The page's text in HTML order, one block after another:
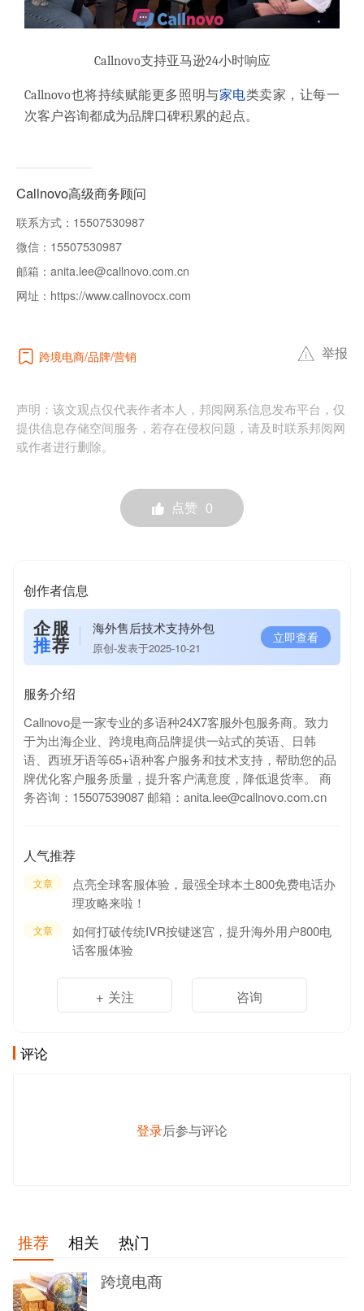
Callnovo支持亚马逊24小时响应
Callnovo也将持续赋能更多照明与家电类卖家，让每一
次客户咨询都成为品牌口碑积累的起点。
Callnovo高级商务顾问
联系方式： 15507530987
微信： 15507530987
邮箱： anita.lee@callnovo.com.cn
网址： https://www.callnovocx.com
跨境电商 品牌 营销 举报
声明：该文观点仅代表作者本人，邦阅网系信息发布平台，仅
提供信息存储空间服务，若存在侵权问题，请及时联系邦阅网
或作者进行删除。
点赞 0
创作者信息
企服
推荐
海外售后技术支持外包
原创-发表于2025-10-21
立即查看
服务介绍
Callnovo是一家专业的多语种24X7客服外包服务商。致力
于为出海企业、跨境电商品牌提供一站式的英语、日韩
语、西班牙语等65+语种客户服务和技术支持，帮助您的品
牌优化客户服务质量，提升客户满意度，降低退货率。 商
务咨询：15507539087 邮箱：anita.lee@callnovo.com.cn
人气推荐
文章
点亮全球客服体验，最强全球本土800免费电话办
理攻略来啦！
文章
如何打破传统IVR按键迷宫，提升海外用户800电
话客服体验
+ 关注 咨询
评论
登录后参与评论
推荐 相关
热门
跨境电商